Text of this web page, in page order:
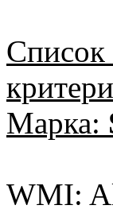
Марка:
WMI: